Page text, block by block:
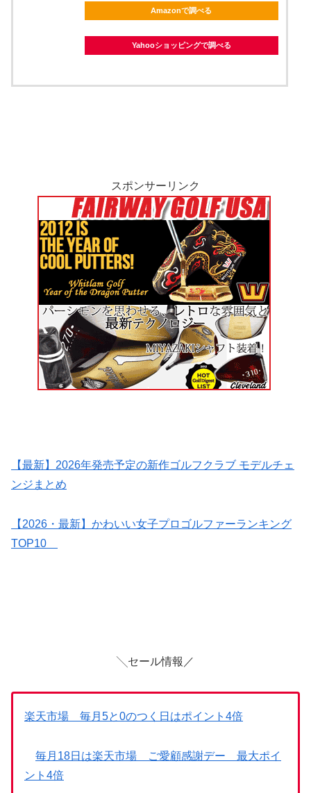
Amazonで調べる
Yahooショッピングで調べる
スポンサーリンク
【最新】2026年発売予定の新作ゴルフクラブ モデルチェ
ンジまとめ
【2026・最新】かわいい女子プロゴルファーランキング
TOP10
╲セール情報／
楽天市場 毎月5と0のつく日はポイント4倍
毎月18日は楽天市場 ご愛顧感謝デー 最大ポイ
ント4倍